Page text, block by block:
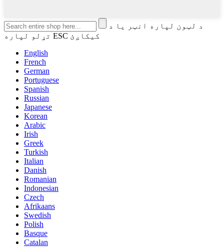
د لټون لپاره انټر یا د
تړلو لپاره ESC کیکاږئ
English
French
German
Portuguese
Spanish
Russian
Japanese
Korean
Arabic
Irish
Greek
Turkish
Italian
Danish
Romanian
Indonesian
Czech
Afrikaans
Swedish
Polish
Basque
Catalan